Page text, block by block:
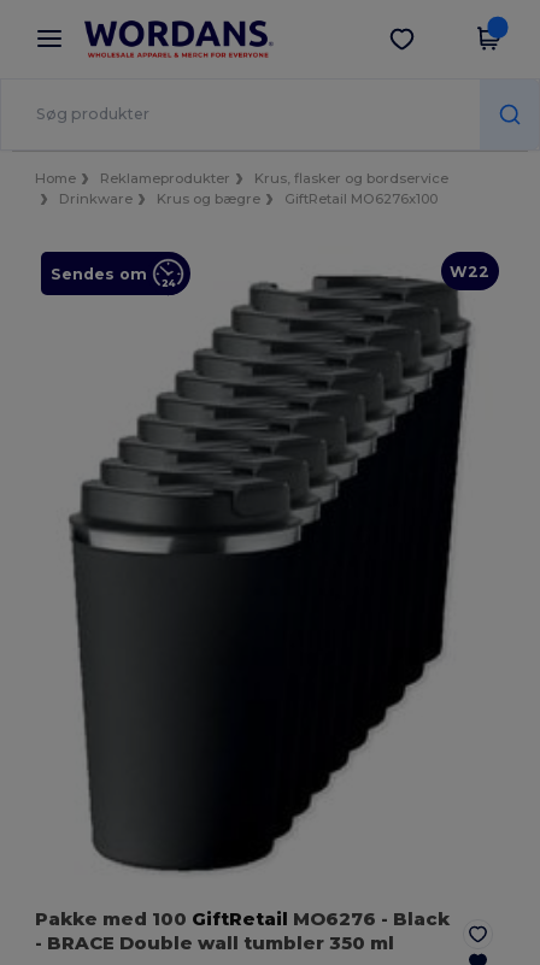
× Wordans-app
Bedre priser i appen!
Hent app
Home Reklameprodukter
Krus, flasker og bordservice
Drinkware
Krus og bægre GiftRetail MO6276x100
W22
Sendes om
Pakke med 100 GiftRetail MO6276 - Black
- BRACE Double wall tumbler 350 ml